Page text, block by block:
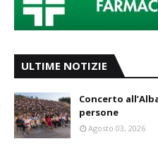
ULTIME NOTIZIE
Concerto
persone
Agosto 03, 2026